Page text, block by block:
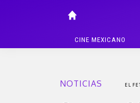
CINE MEXICANO
NOTICIAS EL